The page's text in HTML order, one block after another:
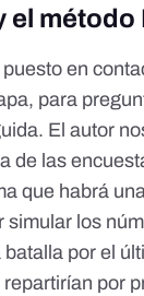
el método
en
para
El autor
de las
que habrá
simular los
por el
por